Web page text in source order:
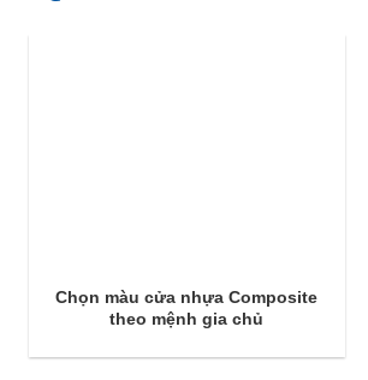
Chọn màu cửa nhựa Composite
theo mệnh gia chủ